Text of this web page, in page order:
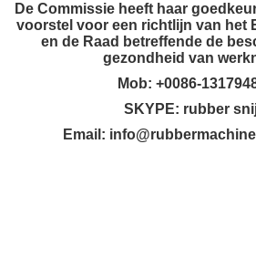
De Commissie heeft haar
voorstel voor een richtlijn van het
en de Raad betreffende de
gezondheid van
Mob: +0086-
SKYPE: rubber
Email: